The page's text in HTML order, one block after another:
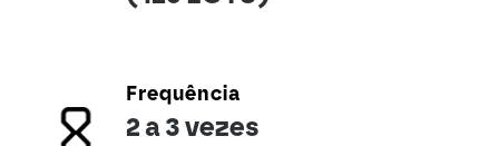
Frequência
2 a 3 vezes